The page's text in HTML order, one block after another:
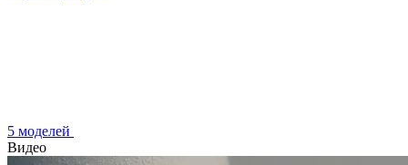
5 моделей
Видео